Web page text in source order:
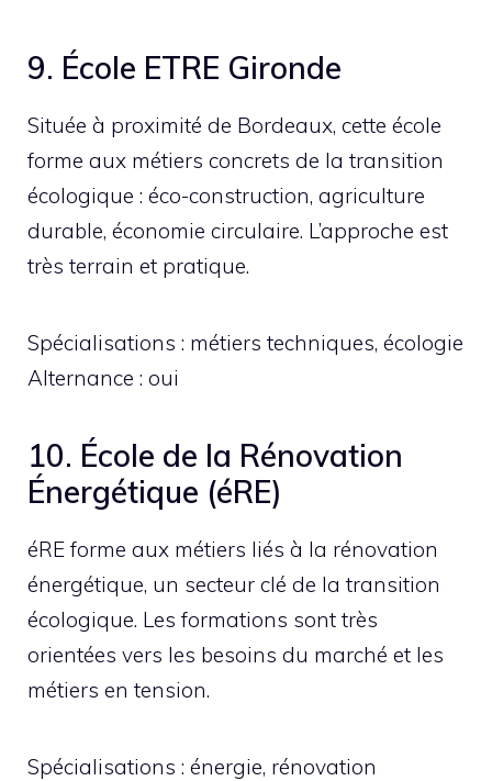
9. École ETRE Gironde
Située à proximité de Bordeaux, cette école
forme aux métiers concrets de la transition
écologique : éco-construction, agriculture
durable, économie circulaire. L’approche est
très terrain et pratique.
Spécialisations : métiers techniques, écologie
Alternance : oui
10. École de la Rénovation
Énergétique (éRE)
éRE forme aux métiers liés à la rénovation
énergétique, un secteur clé de la transition
écologique. Les formations sont très
orientées vers les besoins du marché et les
métiers en tension.
Spécialisations : énergie, rénovation